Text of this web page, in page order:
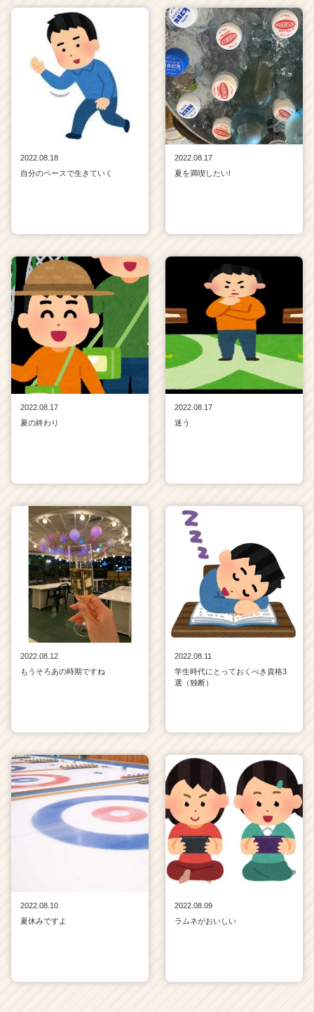
2022.08.18
自分のペースで生きていく
2022.08.17
夏を満喫したい!
2022.08.17
夏の終わり
2022.08.17
迷う
2022.08.12
もうそろあの時期ですね
2022.08.11
学生時代にとっておくべき資格3
選（独断）
2022.08.10
夏休みですよ
2022.08.09
ラムネがおいしい